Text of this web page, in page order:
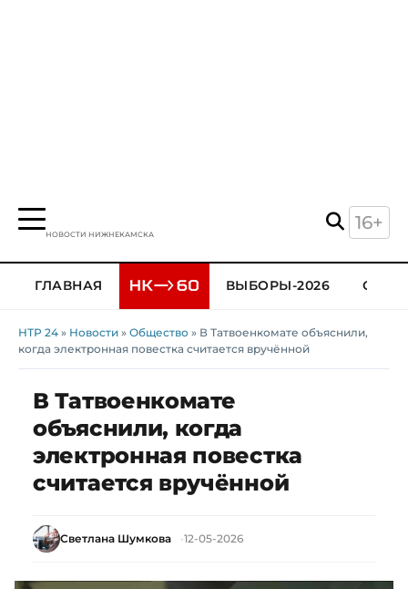
НОВОСТИ НИЖНЕКАМСКА
16+
ГЛАВНАЯ ВЫБОРЫ-2026
НТР 24 » Новости » Общество » В Татвоенкомате объяснили,
когда электронная повестка считается вручённой
В Татвоенкомате
объяснили, когда
электронная повестка
считается вручённой
Светлана Шумкова 12-05-2026